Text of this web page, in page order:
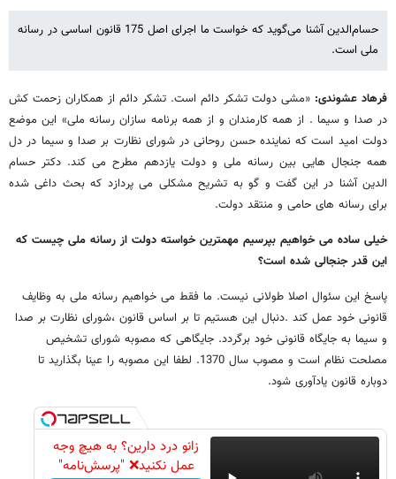
حسام‌الدین آشنا می‌گوید که خواست ما اجرای اصل 175 قانون اساسی در رسانه
ملی است.
فرهاد عشوندی: «مشی دولت تشکر دائم است. تشکر دائم از همکاران زحمت کش
در صدا و سیما . از همه کارمندان و از همه برنامه سازان رسانه ملی» این موضع
دولت امید است که نماینده حسن روحانی در شورای نظارت بر صدا و سیما در دل
همه جنجال هایی بین رسانه ملی و دولت یازدهم مطرح می کند. دکتر حسام
الدین آشنا در این گفت و گو به تشریح مشکلی می پردازد که بحث داغی شده
برای رسانه های حامی و منتقد دولت.
خیلی ساده می خواهیم بپرسیم مهمترین خواسته دولت از رسانه ملی چیست که
این قدر جنجالی شده است؟
پاسخ این سئوال اصلا طولانی نیست. ما فقط می خواهیم رسانه ملی به وظایف
قانونی خود عمل کند .دنبال این هستیم تا بر اساس قانون ،شورای نظارت بر صدا
و سیما به جایگاه قانونی خود برگردد. جایگاهی که مصوبه شورای تشخیص
مصلحت نظام است و مصوب سال 1370. لطفا این مصوبه را عینا بگذارید تا
دوباره قانون یادآوری شود.
زانو درد دارین؟ به هیچ وجه
عمل نکنید❌ "پرسش‌نامه"